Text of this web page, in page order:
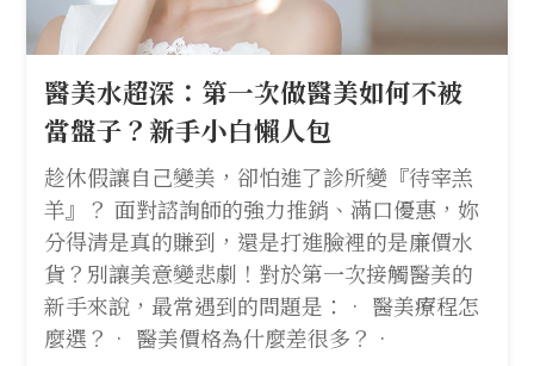
醫美水超深：第一次做醫美如何不被
當盤子？新手小白懶人包
趁休假讓自己變美，卻怕進了診所變『待宰羔
羊』？ 面對諮詢師的強力推銷、滿口優惠，妳
分得清是真的賺到，還是打進臉裡的是廉價水
貨？別讓美意變悲劇！對於第一次接觸醫美的
新手來說，最常遇到的問題是：• 醫美療程怎
麼選？• 醫美價格為什麼差很多？•